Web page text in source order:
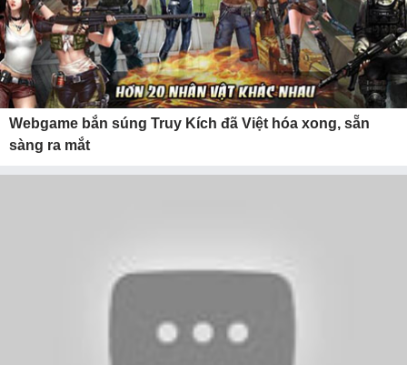
Webgame bắn súng Truy Kích đã Việt hóa xong, sẵn
sàng ra mắt